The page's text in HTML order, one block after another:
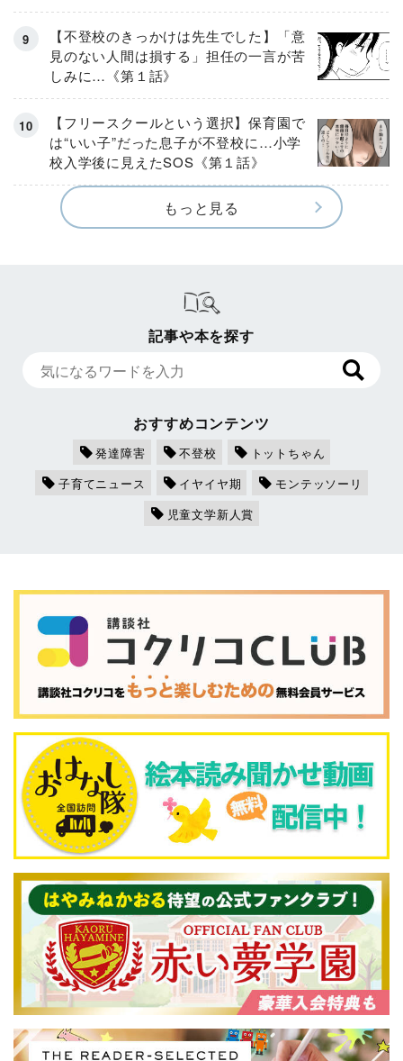
【不登校のきっかけは先生でした】「意
見のない人間は損する」担任の一言が苦
しみに…《第１話》
【フリースクールという選択】保育園で
は“いい子”だった息子が不登校に…小学
校入学後に見えたSOS《第１話》
もっと見る
記事や本を探す
おすすめコンテンツ
発達障害 不登校
トットちゃん
子育てニュース
イヤイヤ期
モンテッソーリ
児童文学新人賞